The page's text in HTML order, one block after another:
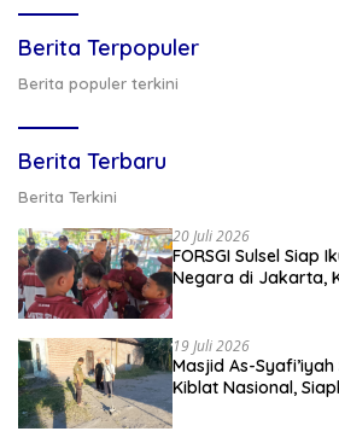
Berita Terpopuler
Berita populer terkini
Berita Terbaru
Berita Terkini
20 Juli 2026
FORSGI Sulsel Siap
Negara di Jakarta,
19 Juli 2026
Masjid As-
Kiblat Nasional,